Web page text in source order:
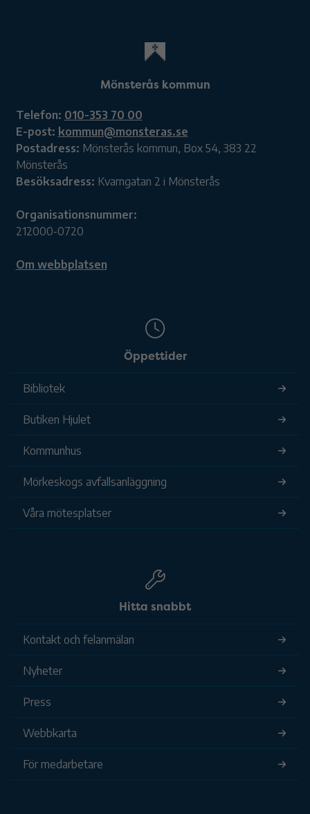
Mönsterås kommun
Telefon: 010-353 70 00
E-post: kommun@monsteras.se
Postadress: Mönsterås kommun, Box 54, 383 22
Mönsterås
Besöksadress: Kvarngatan 2 i Mönsterås
Organisationsnummer:
212000-0720
Om webbplatsen
Öppettider
Bibliotek
Butiken Hjulet
Kommunhus
Mörkeskogs avfallsanläggning
Våra mötesplatser
Hitta snabbt
Kontakt och felanmälan
Nyheter
Press
Webbkarta
För medarbetare